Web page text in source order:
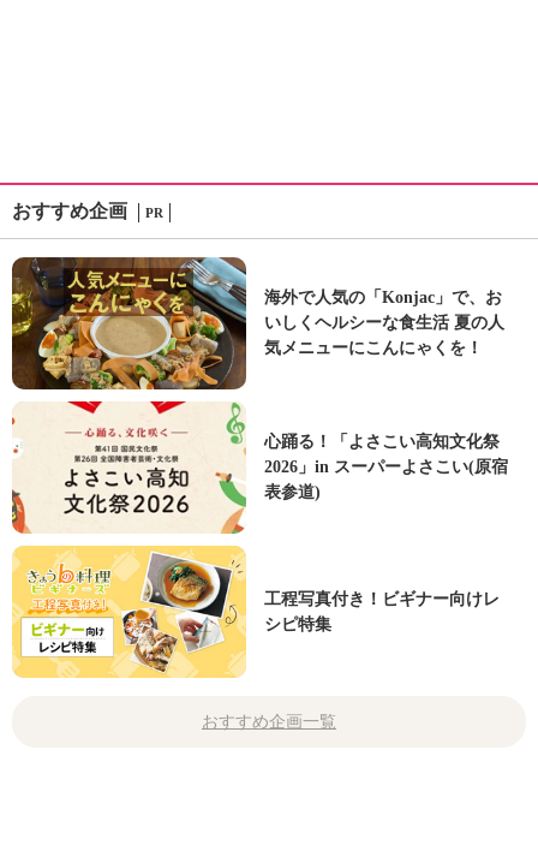
おすすめ企画 PR
海外で人気の「Konjac」で、お
いしくヘルシーな食生活 夏の人
気メニューにこんにゃくを！
心踊る！「よさこい高知文化祭
2026」in スーパーよさこい(原宿
表参道)
工程写真付き！ビギナー向けレ
シピ特集
おすすめ企画一覧